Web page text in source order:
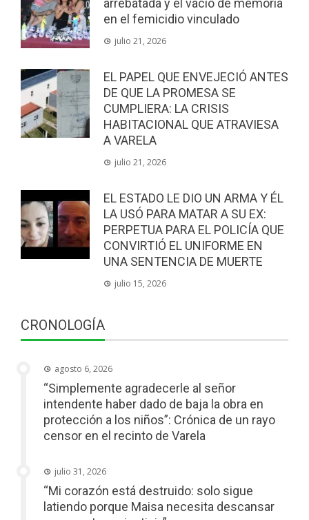
arrebatada y el vacío de memoria
en el femicidio vinculado
julio 21, 2026
EL PAPEL QUE ENVEJECIÓ ANTES
DE QUE LA PROMESA SE
CUMPLIERA: LA CRISIS
HABITACIONAL QUE ATRAVIESA
A VARELA
julio 21, 2026
EL ESTADO LE DIO UN ARMA Y ÉL
LA USÓ PARA MATAR A SU EX:
PERPETUA PARA EL POLICÍA QUE
CONVIRTIÓ EL UNIFORME EN
UNA SENTENCIA DE MUERTE
julio 15, 2026
CRONOLOGÍA
agosto 6, 2026
“Simplemente agradecerle al señor
intendente haber dado de baja la obra en
protección a los niños”: Crónica de un rayo
censor en el recinto de Varela
julio 31, 2026
“Mi corazón está destruido: solo sigue
latiendo porque Maisa necesita descansar